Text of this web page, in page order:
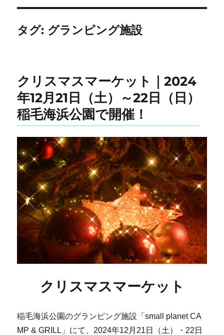
タグ: グランピング施設
クリスマスマーケット｜2024
年12月21日（土）～22日（日）
稲毛海浜公園で開催！
クリスマスマーケット
稲毛海浜公園のグランピング施設「small planet CA
MP & GRILL」にて、2024年12月21日（土）・22日